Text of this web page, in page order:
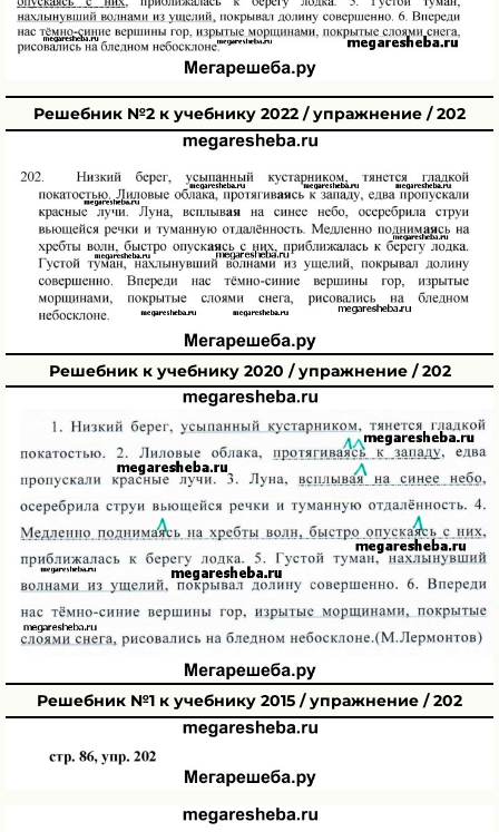
Решебник №2 к учебнику 2022 / упражнение / 202
Решебник к учебнику 2020 / упражнение / 202
Решебник №1 к учебнику 2015 / упражнение / 202